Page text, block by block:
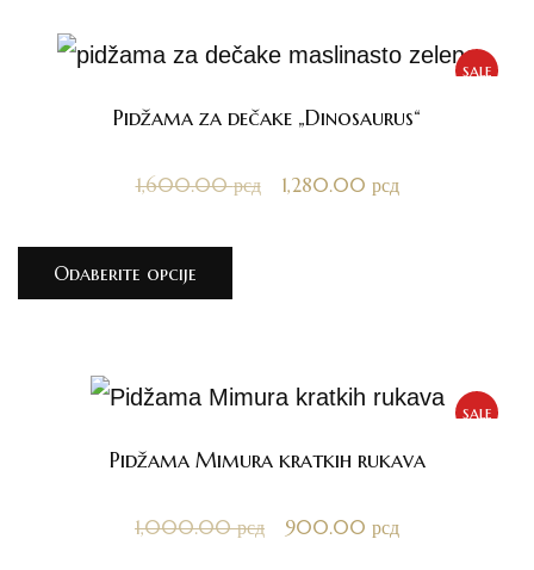
sale
Pidžama za dečake „Dinosaurus“
1,600.00рсд 1,280.00 рсд
Odaberite opcije
sale
Pidžama Mimura kratkih rukava
1,000.00рсд 900.00 рсд